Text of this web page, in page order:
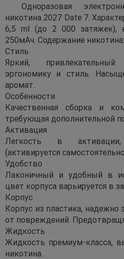
Одноразовая
никотина 2027 Date 7.
6,5 ml (до 2 000 затяжек),
250мAч. Содержание
Стиль
Яркий,
эргономику и стиль.
аромат.
Особенности
Качественная сборка и
требующая дополнительной
Активация
Легкость в
(активируется
Удобство
Лаконичный и удобный в
цвет корпуса варьируется в
Корпус
Корпус из пластика,
от повреждений.
Жидкость
Жидкость премиум-класса,
никотина.